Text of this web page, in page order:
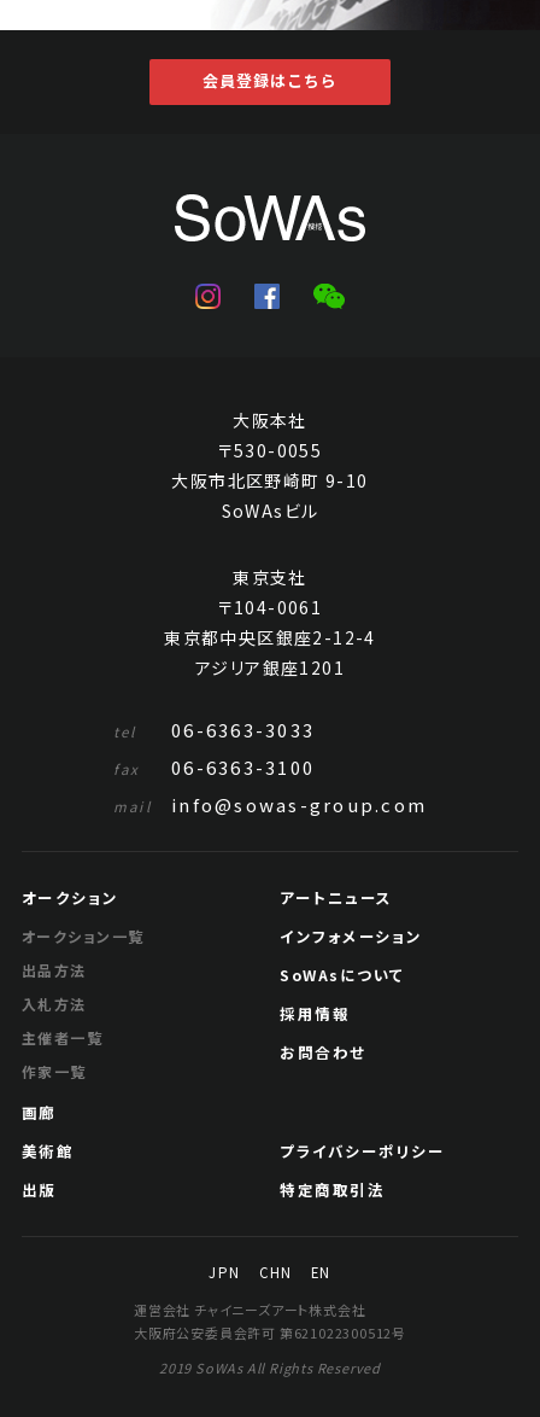
会員登録はこちら
大阪本社
〒530-0055
大阪市北区野崎町 9-10
SoWAsビル
東京支社
〒104-0061
東京都中央区銀座2-12-4
アジリア銀座1201
tel 06-6363-3033
fax 06-6363-3100
mail info@sowas-group.com
オークション
オークション一覧
出品方法
入札方法
主催者一覧
作家一覧
画廊
美術館
出版
アートニュース
インフォメーション
SoWAsについて
採用情報
お問合わせ
プライバシーポリシー
特定商取引法
JPN CHN
EN
運営会社 チャイニーズアート株式会社
大阪府公安委員会許可 第621022300512号
2019 SoWAs All Rights Reserved